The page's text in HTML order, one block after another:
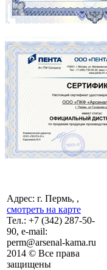
Адрес: г. Пермь, ,
смотреть на карте
Тел.: +7 (342) 287-50-
90, e-mail:
perm@arsenal-kama.ru
2014 © Все права
защищены